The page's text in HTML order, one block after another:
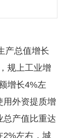
总值增长
规上工业增
增长4%左
用外资提质增
总产值比重达
2%左右，城